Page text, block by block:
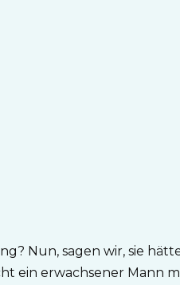
Nun, sagen wir, sie
ein erwachsener Mann